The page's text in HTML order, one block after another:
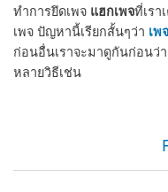
ทำการยึดเพจ แฮกเพจที่เรา
เพจ ปัญหานี้เรียกสั้นๆว่า เพ
ก่อนอื่นเราจะมาดูกันก่อนว่า
หลายวิธีเช่น
about เพจถูกแฮก โด